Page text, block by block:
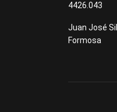
4426.043
Juan José
Formosa